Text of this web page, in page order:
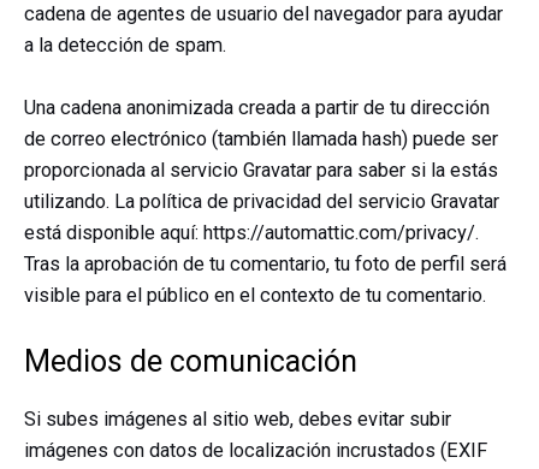
cadena de agentes de usuario del navegador para ayudar
a la detección de spam.
Una cadena anonimizada creada a partir de tu dirección
de correo electrónico (también llamada hash) puede ser
proporcionada al servicio Gravatar para saber si la estás
utilizando. La política de privacidad del servicio Gravatar
está disponible aquí: https://automattic.com/privacy/.
Tras la aprobación de tu comentario, tu foto de perfil será
visible para el público en el contexto de tu comentario.
Medios de comunicación
Si subes imágenes al sitio web, debes evitar subir
imágenes con datos de localización incrustados (EXIF